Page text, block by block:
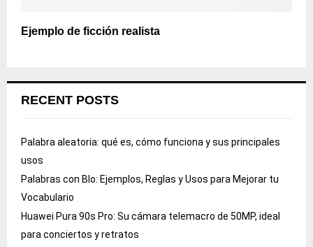
Ejemplo de ficción realista
RECENT POSTS
Palabra aleatoria: qué es, cómo funciona y sus principales
usos
Palabras con Blo: Ejemplos, Reglas y Usos para Mejorar tu
Vocabulario
Huawei Pura 90s Pro: Su cámara telemacro de 50MP, ideal
para conciertos y retratos